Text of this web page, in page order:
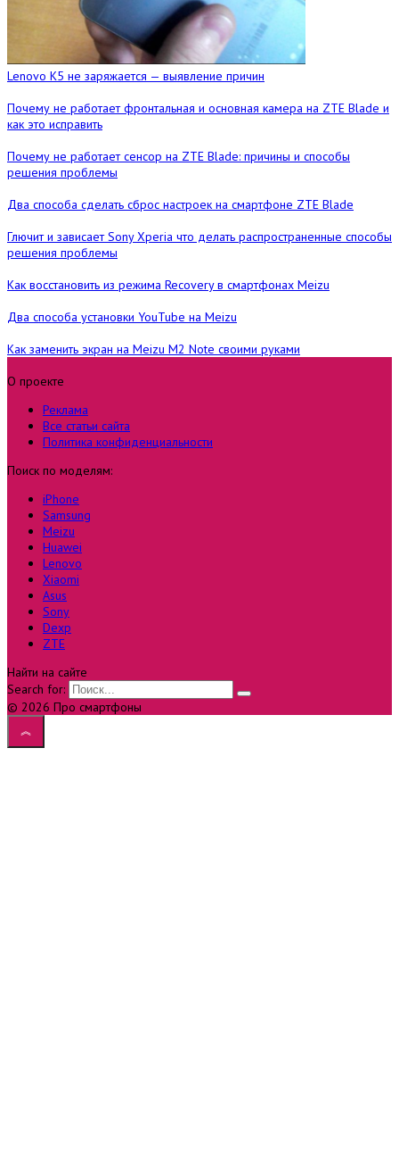
Lenovo K5 не заряжается — выявление причин
Почему не работает фронтальная и основная камера на ZTE Blade и
как это исправить
Почему не работает сенсор на ZTE Blade: причины и способы
решения проблемы
Два способа сделать сброс настроек на смартфоне ZTE Blade
Глючит и зависает Sony Xperia что делать распространенные способы
решения проблемы
Как восстановить из режима Recovery в смартфонах Meizu
Два способа установки YouTube на Meizu
Как заменить экран на Meizu M2 Note своими руками
О проекте
Реклама
Все статьи сайта
Политика конфиденциальности
Поиск по моделям:
iPhone
Samsung
Meizu
Huawei
Lenovo
Xiaomi
Asus
Sony
Dexp
ZTE
Найти на сайте
Search for:
© 2026 Про смартфоны